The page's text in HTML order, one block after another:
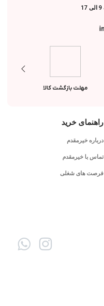
مهلت بازگشت کالا
راهنمای خرید
درباره خیرمقدم
تماس با خیرمقدم
فرصت های شغلی